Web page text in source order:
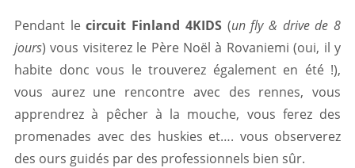
Pendant lecircuit Finland 4KIDS(un fly & drive de 8
jours) vous visiterez le Père Noël à Rovaniemi (oui, il y
habite donc vous le trouverez également en été !),
vous aurez une rencontre avec des rennes, vous
apprendrez à pêcher à la mouche, vous ferez des
promenades avec des huskies et…. vous observerez
des ours guidés par des professionnels bien sûr.